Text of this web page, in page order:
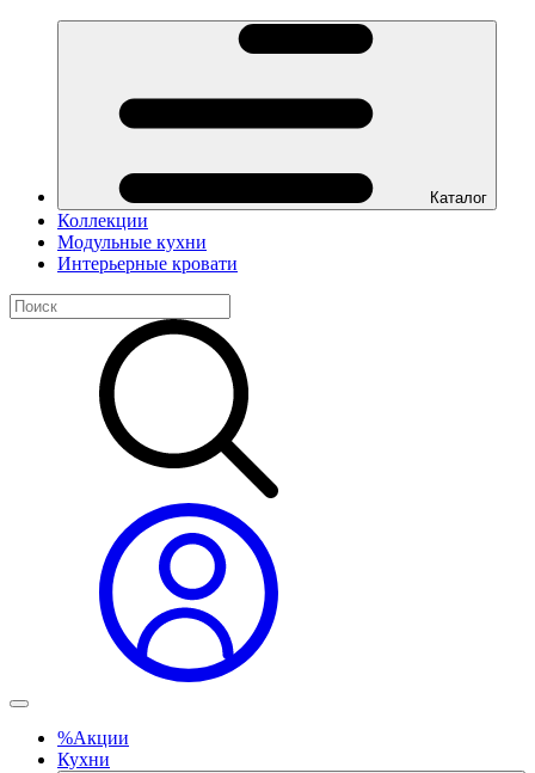
Каталог
Коллекции
Модульные кухни
Интерьерные кровати
%Акции
Кухни